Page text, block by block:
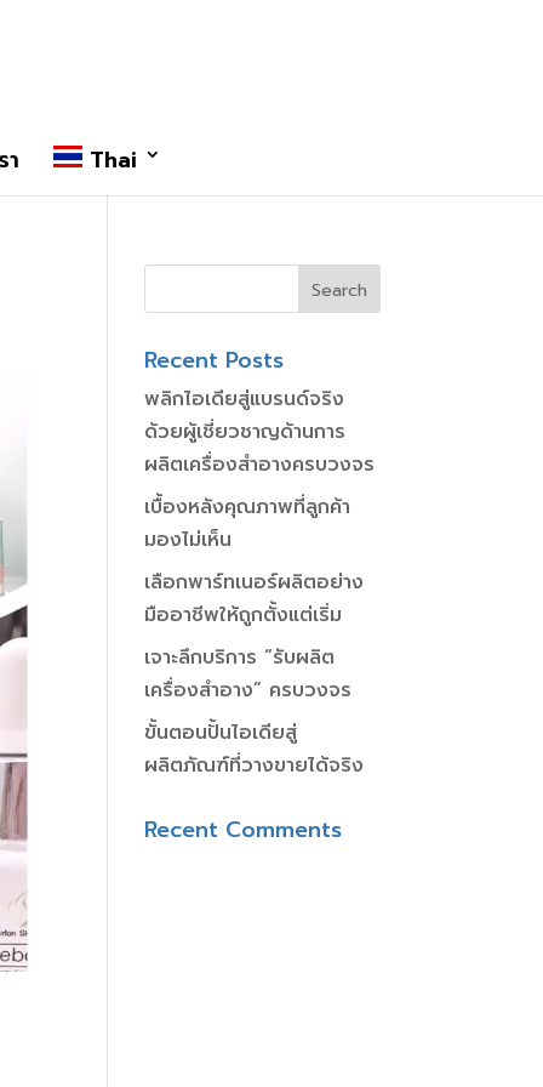
Thai
Recent Posts
พลิกไอเดียสู่แบรนด์จริง
ด้วยผู้เชี่ยวชาญด้านการ
ผลิตเครื่องสำอางครบวงจร
เบื้องหลังคุณภาพที่ลูกค้า
มองไม่เห็น
เลือกพาร์ทเนอร์ผลิตอย่าง
มืออาชีพให้ถูกตั้งแต่เริ่ม
เจาะลึกบริการ “รับผลิต
เครื่องสำอาง” ครบวงจร
ขั้นตอนปั้นไอเดียสู่
ผลิตภัณฑ์ที่วางขายได้จริง
Recent Comments